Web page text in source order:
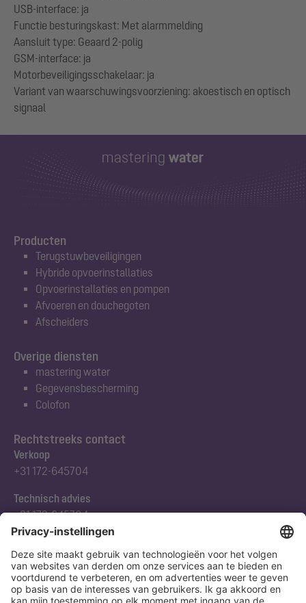
USB-interface: ja
Functie besturingskast: Met alarmmelding
Aansluit type: Geaard 2-polig
GSM-interface: ja
Motorbeveiligingsschakelaar: ja
Variant van waarschuwingsvoorziening: akoestisch en optisch
Producten
Terugstuwbeveiligingen
Hybride opvoerinstallaties
Opvoerinstallaties en pompen
Afvoeren en douchegoten
Afscheiders
Rechtstreeks contact
Verkoop
+31 172-645704
Technisch advies
+31 172-645704
Abonneert u zich op onze nieuwsbrief
Nu aanmelden
Overige diensten
mastering water
Gegevensbescherming
Colofon